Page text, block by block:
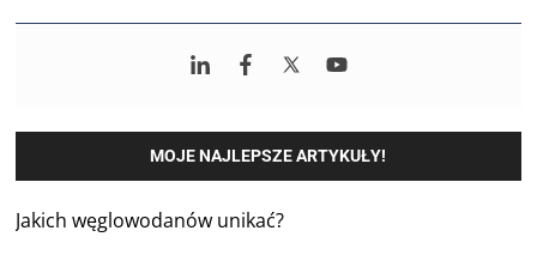
MOJE NAJLEPSZE ARTYKUŁY!
Jakich węglowodanów unikać?